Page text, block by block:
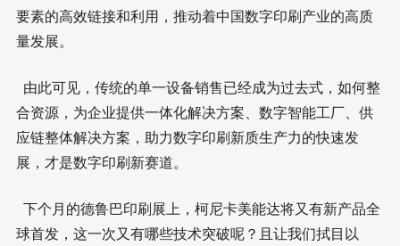
要素的高效链接和利用，推动着中国数字印刷产业的高质
量发展。
由此可见，传统的单一设备销售已经成为过去式，如何整
合资源，为企业提供一体化解决方案、数字智能工厂、供
应链整体解决方案，助力数字印刷新质生产力的快速发
展，才是数字印刷新赛道。
下个月的德鲁巴印刷展上，柯尼卡美能达将又有新产品全
球首发，这一次又有哪些技术突破呢？且让我们拭目以